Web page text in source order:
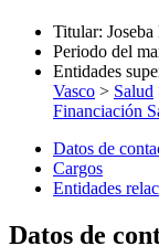
Titular:
Periodo del
Entidades
Vasco > Salud
Financiación
Datos de
Cargos
Entidades
Datos de